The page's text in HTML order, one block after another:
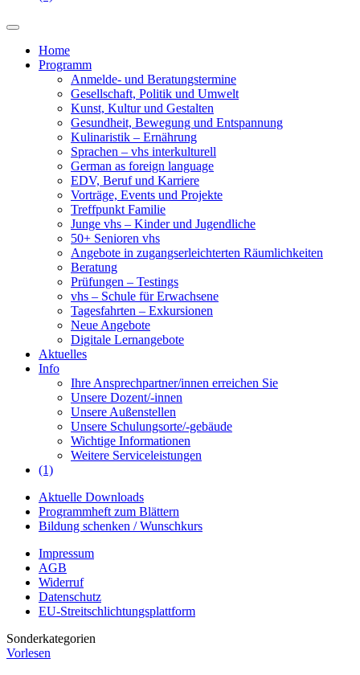
Home
Programm
Anmelde- und Beratungstermine
Gesellschaft, Politik und Umwelt
Kunst, Kultur und Gestalten
Gesundheit, Bewegung und Entspannung
Kulinaristik – Ernährung
Sprachen – vhs interkulturell
German as foreign language
EDV, Beruf und Karriere
Vorträge, Events und Projekte
Treffpunkt Familie
Junge vhs – Kinder und Jugendliche
50+ Senioren vhs
Angebote in zugangserleichterten Räumlichkeiten
Beratung
Prüfungen – Testings
vhs – Schule für Erwachsene
Tagesfahrten – Exkursionen
Neue Angebote
Digitale Lernangebote
Aktuelles
Info
Ihre Ansprechpartner/innen erreichen Sie
Unsere Dozent/-innen
Unsere Außenstellen
Unsere Schulungsorte/-gebäude
Wichtige Informationen
Weitere Serviceleistungen
(1)
Aktuelle Downloads
Programmheft zum Blättern
Bildung schenken / Wunschkurs
Impressum
AGB
Widerruf
Datenschutz
EU-Streitschlichtungsplattform
Sonderkategorien
Vorlesen